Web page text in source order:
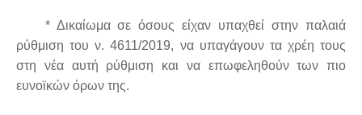
* Δικαίωμα σε όσους είχαν υπαχθεί στην παλαιά
ρύθμιση του ν. 4611/2019, να υπαγάγουν τα χρέη τους
στη νέα αυτή ρύθμιση και να επωφεληθούν των πιο
ευνοϊκών όρων της.